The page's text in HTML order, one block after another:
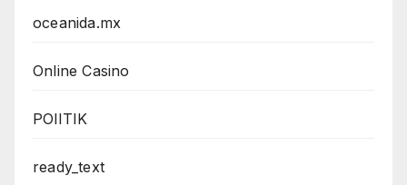
oceanida.mx
Online Casino
POlITIK
ready_text